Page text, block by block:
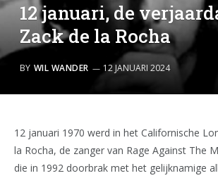
12 januari, de
Zack de la Rocha
BY WIL WANDER 12 JANUARI 2024
12 januari 1970 werd in het Californische
la Rocha, de zanger van Rage Against The
die in 1992 doorbrak met het gelijknamige